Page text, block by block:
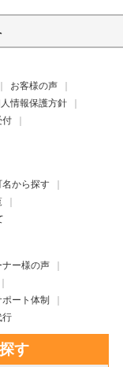
お客様の声
情報保護方針
付
名から探す
ナー様の声
ポート体制
行
す